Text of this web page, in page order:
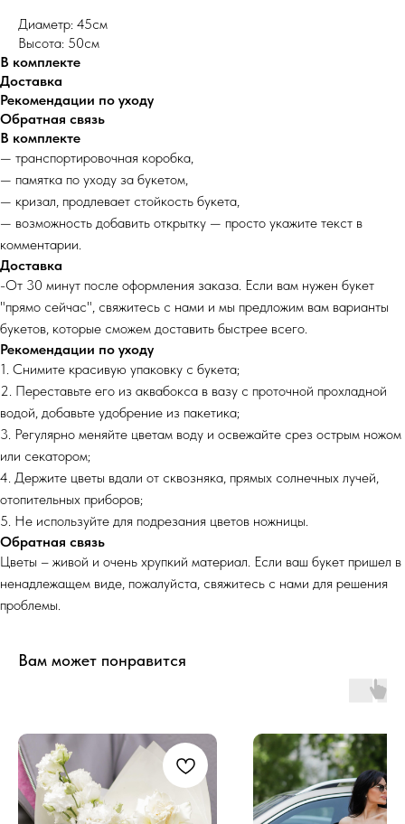
Диаметр: 45см
Высота: 50см
В комплекте
Доставка
Рекомендации по уходу
Обратная связь
В комплекте
— транспортировочная коробка,
— памятка по уходу за букетом,
— кризал, продлевает стойкость букета,
— возможность добавить открытку — просто укажите текст в
комментарии.
Доставка
-От 30 минут после оформления заказа. Если вам нужен букет
"прямо сейчас", свяжитесь с нами и мы предложим вам варианты
букетов, которые сможем доставить быстрее всего.
Рекомендации по уходу
1. Снимите красивую упаковку с букета;
2. Переставьте его из аквабокса в вазу с проточной прохладной
водой, добавьте удобрение из пакетика;
3. Регулярно меняйте цветам воду и освежайте срез острым ножом
или секатором;
4. Держите цветы вдали от сквозняка, прямых солнечных лучей,
отопительных приборов;
5. Не используйте для подрезания цветов ножницы.
Обратная связь
Цветы – живой и очень хрупкий материал. Если ваш букет пришел в
ненадлежащем виде, пожалуйста, свяжитесь с нами для решения
проблемы.
Вам может понравится